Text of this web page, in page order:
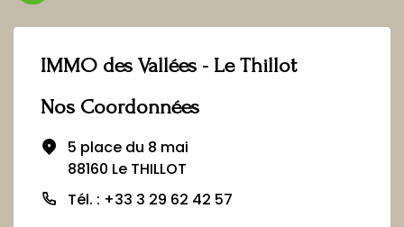
IMMO des Vallées - Le Thillot
Nos Coordonnées
5 place du 8 mai
88160 Le THILLOT
Tél. : +33 3 29 62 42 57